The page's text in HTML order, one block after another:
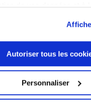
de vos données et à
la Déclaration
l'icône de
nous aimerions
qui peuvent être
Autoriser tous les
Personnaliser
d'études
/ bourses
ED 267 - Arts & Médias